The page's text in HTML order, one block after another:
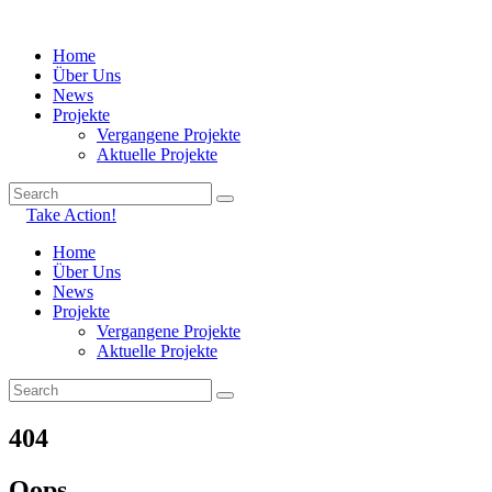
Home
Über Uns
News
Projekte
Vergangene Projekte
Aktuelle Projekte
Take Action!
Home
Über Uns
News
Projekte
Vergangene Projekte
Aktuelle Projekte
404